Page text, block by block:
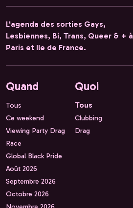
L'agenda des sorties Gays,
Lesbiennes, Bi, Trans, Queer & + à
Paris et Ile de France.
Quand
Tous
Ce weekend
Viewing Party Drag
Race
Global Black Pride
Août 2026
Septembre 2026
Octobre 2026
Quoi
Tous
Clubbing
Drag